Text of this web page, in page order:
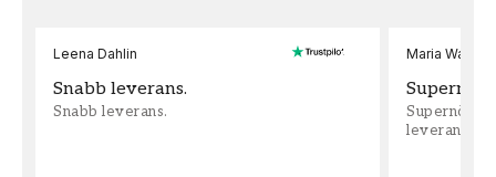
Leena Dahlin
Snabb leverans.
Snabb leverans.
Maria
leveran,